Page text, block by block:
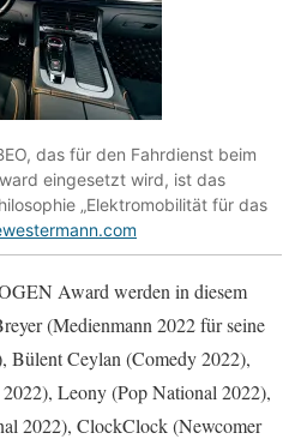
das für den Fahrdienst beim
eingesetzt wird, ist das
„Elektromobilität für das
Award werden in diesem
(Medienmann 2022 für seine
Bülent Ceylan (Comedy 2022),
Leony (Pop National 2022),
2022), ClockClock (Newcomer